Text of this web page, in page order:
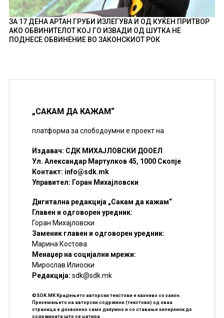
ЗА 17 ДЕНА АРТАН ГРУБИ ИЗЛЕГУВА И ОД КУЌЕН ПРИТВОР
АКО ОБВИНИТЕЛОТ КОЈ ГО ИЗВАДИ ОД ШУТКА НЕ
ПОДНЕСЕ ОБВИНЕНИЕ ВО ЗАКОНСКИОТ РОК
„САКАМ ДА КАЖАМ“
платформа за слободоумни е проект на
Издавач: СДК МИХАЈЛОВСКИ ДООЕЛ
Ул. Александар Мартулков 45, 1000 Скопје
Контакт: info@sdk.mk
Управител: Горан Михајловски
Дигитална редакција „Сакам да кажам“
Главен и одговорен уредник:
Горан Михајловски
Заменик главен и одговорен уредник:
Марина Костова
Менаџер на социјални мрежи:
Мирослав Илиоски
Редакцијa: sdk@sdk.mk
©SDK.MK Крадењето авторски текстови е казниво со закон.
Преземањето на авторски содржини (текстови) од оваа
страница е дозволено само делумно и со ставање хиперлинк до
содржината што се цитира